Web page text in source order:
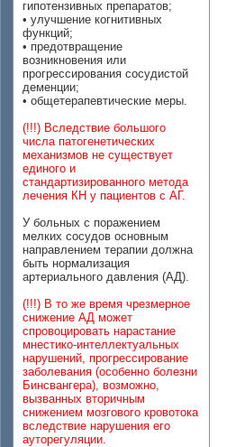
гипотензивных препаратов;
• улучшение когнитивных
функций;
• предотвращение
возникновения или
прогрессирования сосудистой
деменции;
• общетерапевтические меры.
(!!!) Вследствие большого
числа патогенетических
механизмов не существует
единого и
стандартизированного метода
лечения КН у пациентов с АГ.
У больных с поражением
мелких сосудов основным
направлением терапии должна
быть нормализация
артериального давления (АД).
(!!!) В то же время чрезмерное
снижение АД может
спровоцировать нарастание
мнестико-интеллектуальных
нарушений, прогрессирование
заболевания (особенно болезни
Бинсвангера), возможно,
вызванных вторичным
снижением мозгового кровотока
вследствие нарушения его
ауторегуляции.